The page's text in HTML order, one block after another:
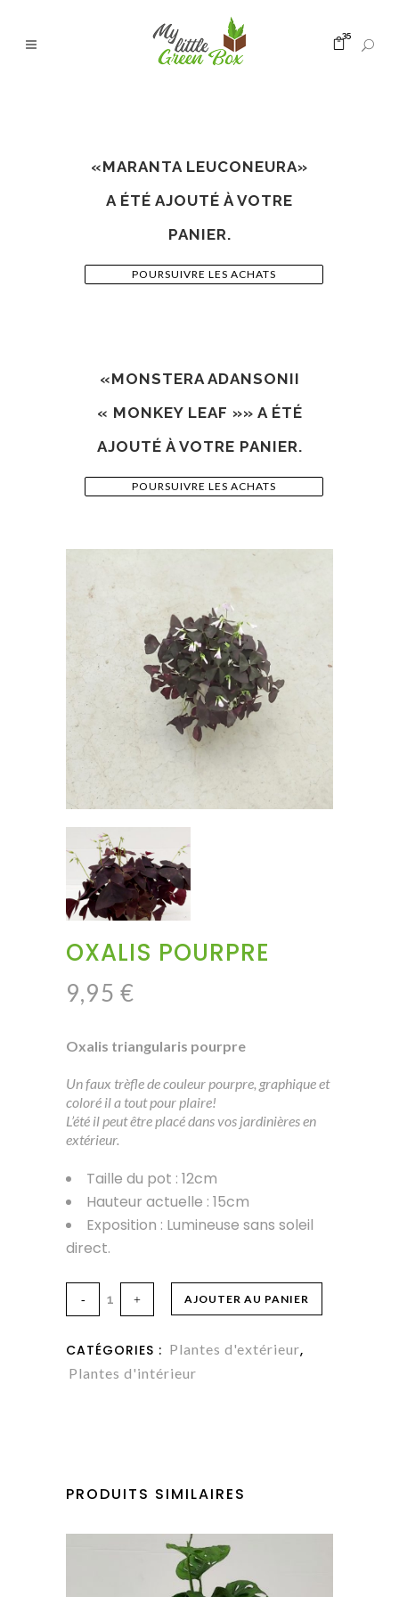
35
«MARANTA LEUCONEURA»
A ÉTÉ AJOUTÉ À VOTRE
PANIER.
POURSUIVRE LES ACHATS
«MONSTERA ADANSONII
« MONKEY LEAF »» A ÉTÉ
AJOUTÉ À VOTRE PANIER.
POURSUIVRE LES ACHATS
OXALIS POURPRE
9,95€
Oxalis triangularis pourpre
Un faux trèfle de couleur pourpre, graphique et
coloré il a tout pour plaire!
L’été il peut être placé dans vos jardinières en
extérieur.
Taille du pot : 12cm
Hauteur actuelle : 15cm
Exposition : Lumineuse sans soleil
direct.
Oxalis
quantity
AJOUTER AU PANIER
CATÉGORIES : Plantes d'extérieur,
Plantes d'intérieur
PRODUITS SIMILAIRES